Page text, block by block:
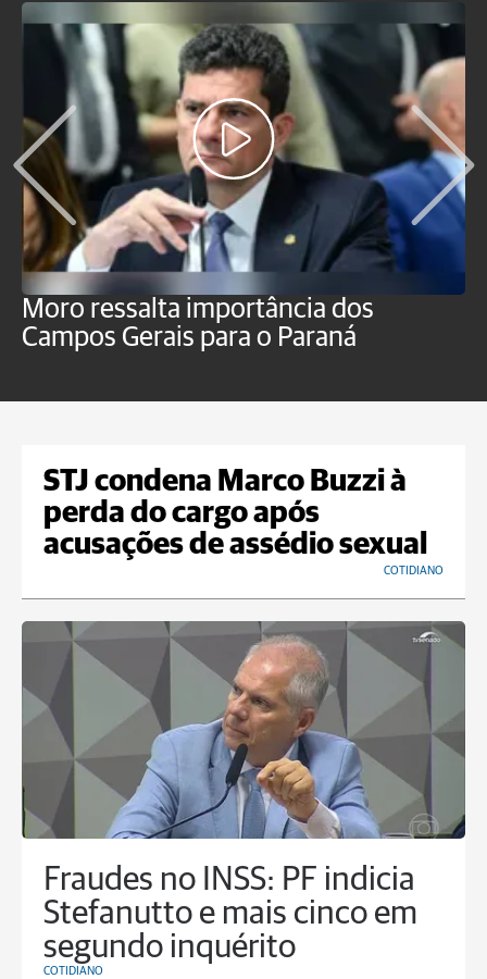
Moro ressalta importância dos
Campos Gerais para o Paraná
STJ condena Marco Buzzi à
perda do cargo após
acusações de assédio sexual
COTIDIANO
Fraudes no INSS: PF indicia
Stefanutto e mais cinco em
segundo inquérito
COTIDIANO